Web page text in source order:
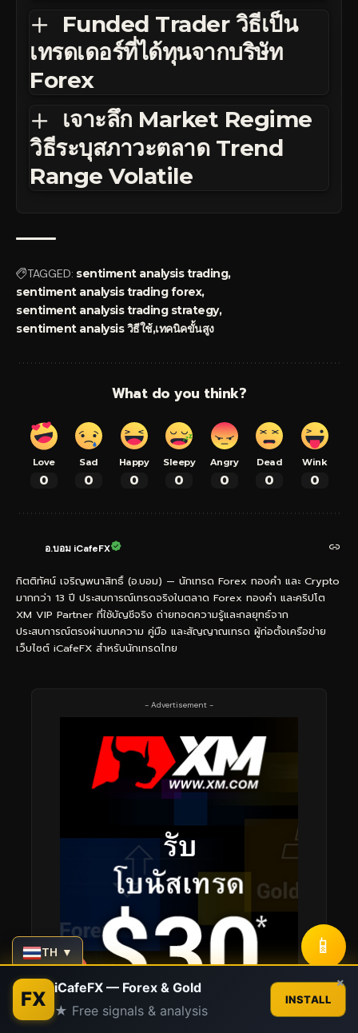
Funded Trader วิธีเป็น
เทรดเดอร์ที่ได้ทุนจากบริษัท
Forex
เจาะลึก Market Regime
วิธีระบุสภาวะตลาด Trend
Range Volatile
TAGGED: sentiment analysis trading
sentiment analysis trading forex
sentiment analysis trading strategy
sentiment analysis วิธีใช้เทคนิคขั้นสูง
What do you think?
Love
0
Sad
0
Happy
0
Sleepy
0
Angry
0
Dead
0
Wink
0
อ.บอม iCafeFX
กิตติทัศน์ เจริญพนาสิทธิ์ (อ.บอม) — นักเทรด Forex ทองคำ และ Crypto
มากกว่า 13 ปี ประสบการณ์เทรดจริงในตลาด Forex ทองคำ และคริปโต
XM VIP Partner ที่ใช้บัญชีจริง ถ่ายทอดความรู้และกลยุทธ์จาก
ประสบการณ์ตรงผ่านบทความ คู่มือ และสัญญาณเทรด ผู้ก่อตั้งเครือข่าย
เว็บไซต์ iCafeFX สำหรับนักเทรดไทย
- Advertisement -
TH ▼ 📱
FX iCafeFX — Forex & Gold
★ Free signals & analysis
INSTALL
×
Contact us
Open